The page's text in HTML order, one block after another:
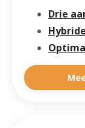
Drie